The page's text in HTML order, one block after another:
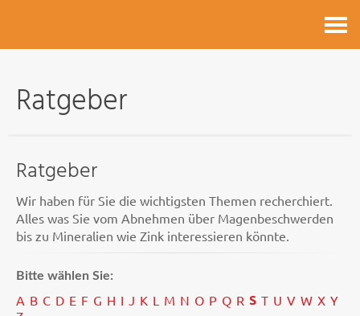
Ratgeber
Ratgeber
Wir haben für Sie die wichtigsten Themen recherchiert.
Alles was Sie vom Abnehmen über Magenbeschwerden
bis zu Mineralien wie Zink interessieren könnte.
Bitte wählen Sie:
A B C D E F G H I J K L M N O P Q R S T U V W X Y